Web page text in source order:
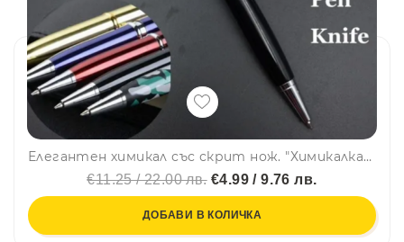
Елегантен химикал със скрит нож. "Химикалка" за шпиони и дискретни защитници
€11.25 / 22.00 лв.€4.99 / 9.76 лв.
ДОБАВИ В КОЛИЧКА